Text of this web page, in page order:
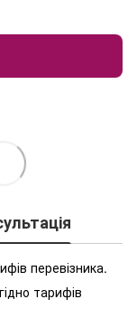
перевізника.
тарифів